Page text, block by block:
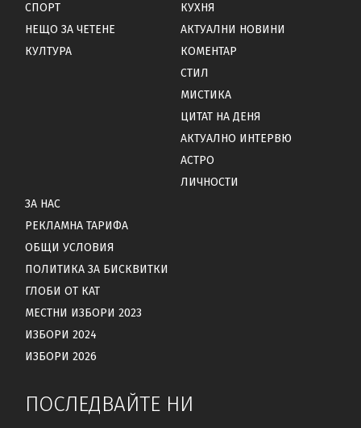
СПОРТ
НЕЩО ЗА ЧЕТЕНЕ
КУЛТУРА
КУХНЯ
АКТУАЛНИ НОВИНИ
КОМЕНТАР
СТИЛ
МИСТИКА
ЦИТАТ НА ДЕНЯ
АКТУАЛНО ИНТЕРВЮ
АСТРО
ЛИЧНОСТИ
ЗА НАС
РЕКЛАМНА ТАРИФА
ОБЩИ УСЛОВИЯ
ПОЛИТИКА ЗА БИСКВИТКИ
ГЛОБИ ОТ КАТ
МЕСТНИ ИЗБОРИ 2023
ИЗБОРИ 2024
ИЗБОРИ 2026
ПОСЛЕДВАЙТЕ НИ